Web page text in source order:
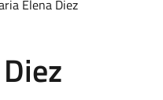
Elena Diez